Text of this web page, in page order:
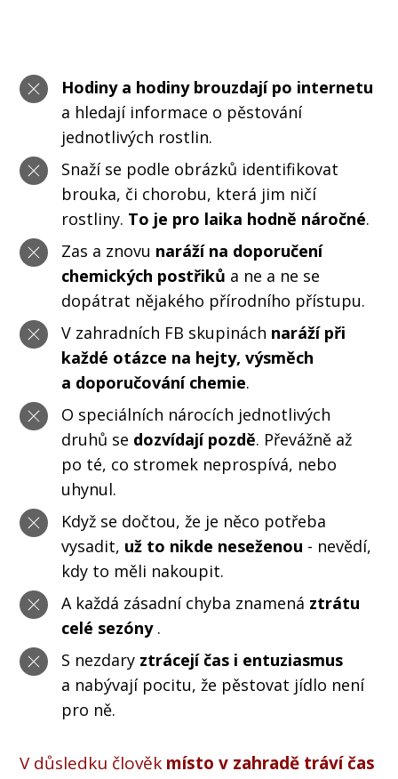
Hodiny a hodiny brouzdají po internetu
a hledají informace o pěstování
jednotlivých rostlin.
Snaží se podle obrázků identifikovat
brouka, či chorobu, která jim ničí
rostliny. To je pro laika hodně náročné.
Zas a znovu naráží na doporučení
chemických postřiků a ne a ne se
dopátrat nějakého přírodního přístupu.
V zahradních FB skupinách naráží při
každé otázce na hejty, výsměch
a doporučování chemie.
O speciálních nárocích jednotlivých
druhů se dozvídají pozdě. Převážně až
po té, co stromek neprospívá, nebo
uhynul.
Když se dočtou, že je něco potřeba
vysadit, už to nikde neseženou - nevědí,
kdy to měli nakoupit.
A každá zásadní chyba znamená ztrátu
celé sezóny .
S nezdary ztrácejí čas i entuziasmus
a nabývají pocitu, že pěstovat jídlo není
pro ně.
V důsledku člověk místo v zahradě tráví čas